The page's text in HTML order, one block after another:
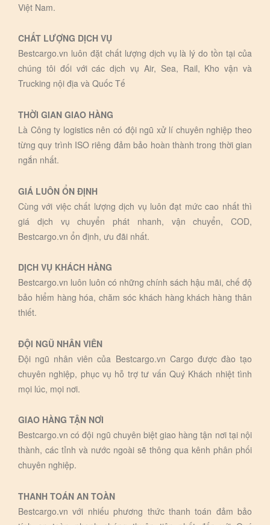
Việt Nam.
CHẤT LƯỢNG DỊCH VỤ
Bestcargo.vn luôn đặt chất lượng dịch vụ là lý do tồn tại của
chúng tôi đối với các dịch vụ Air, Sea, Rail, Kho vận và
Trucking nội địa và Quốc Tế
THỜI GIAN GIAO HÀNG
Là Công ty logistics nên có đội ngũ xử lí chuyên nghiệp theo
từng quy trình ISO riêng đảm bảo hoàn thành trong thời gian
ngắn nhất.
GIÁ LUÔN ỔN ĐỊNH
Cùng với việc chất lượng dịch vụ luôn đạt mức cao nhất thì
giá dịch vụ chuyển phát nhanh, vận chuyển, COD,
Bestcargo.vn ổn định, ưu đãi nhất.
DỊCH VỤ KHÁCH HÀNG
Bestcargo.vn luôn luôn có những chính sách hậu mãi, chế độ
bảo hiểm hàng hóa, chăm sóc khách hàng khách hàng thân
thiết.
ĐỘI NGŨ NHÂN VIÊN
Đội ngũ nhân viên của Bestcargo.vn Cargo được đào tạo
chuyên nghiệp, phục vụ hỗ trợ tư vấn Quý Khách nhiệt tình
mọi lúc, mọi nơi.
GIAO HÀNG TẬN NƠI
Bestcargo.vn có đội ngũ chuyên biệt giao hàng tận nơi tại nội
thành, các tỉnh và nước ngoài sẽ thông qua kênh phân phối
chuyên nghiệp.
THANH TOÁN AN TOÀN
Bestcargo.vn với nhiếu phương thức thanh toán đảm bảo